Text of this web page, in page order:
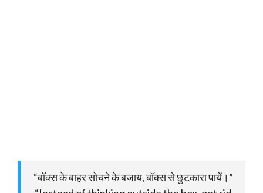
“बॉक्स के बाहर सोचने के बजाय, बॉक्स से छुटकारा पायें।”